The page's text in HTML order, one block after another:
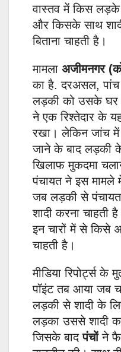
वास्तव में किस लड़के
और किसके साथ
बिताना चाहती है।
मामला अजीमनगर
का है. दरअसल,
लड़की को उसके घर
ने एक रिश्तेदार के
रखा। लेकिन जांच
जाने के बाद लड़की
खिलाफ मुकदमा
पंचायत ने इस मामले
जब लड़की से
शादी करना चाहती
इन चारों में से किसे
चाहती है।
मीडिया रिपोर्ट्स के
पॉइंट तब आया जब
लड़की से शादी के
लड़का उससे शादी
जिसके बादपंचोंने